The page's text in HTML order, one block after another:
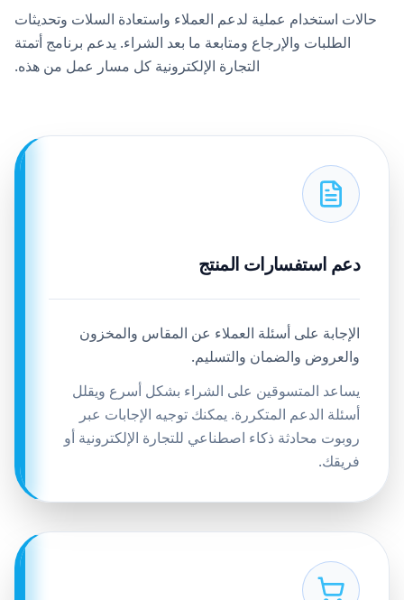
حالات استخدام عملية لدعم العملاء واستعادة السلات وتحديثات
الطلبات والإرجاع ومتابعة ما بعد الشراء. يدعم برنامج أتمتة
التجارة الإلكترونية كل مسار عمل من هذه.
دعم استفسارات المنتج
الإجابة على أسئلة العملاء عن المقاس والمخزون
والعروض والضمان والتسليم.
يساعد المتسوقين على الشراء بشكل أسرع ويقلل
أسئلة الدعم المتكررة. يمكنك توجيه الإجابات عبر
روبوت محادثة ذكاء اصطناعي للتجارة الإلكترونية أو
فريقك.